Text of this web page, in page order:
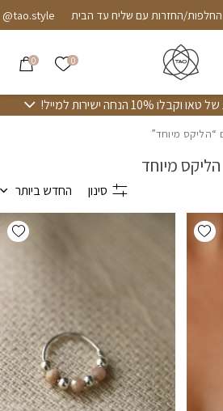
החלפות/החזרות עם שליח עד הבית
0 הרשימה
0
הנחה ישירות למייל!
“הליקס מיוחד”
הליקס מיוחד
סינון החדש ביותר
Add wishlist